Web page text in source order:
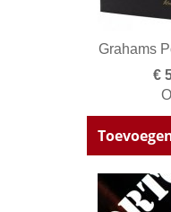
Grahams
€